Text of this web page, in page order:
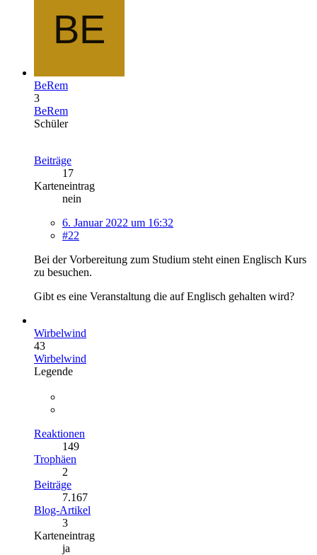
BeRem
3
BeRem
Schüler
Beiträge
17
Karteneintrag
nein
6. Januar 2022 um 16:32
#22
Bei der Vorbereitung zum Studium steht einen Englisch Kurs
zu besuchen.
Gibt es eine Veranstaltung die auf Englisch gehalten wird?
Wirbelwind
43
Wirbelwind
Legende
Reaktionen
149
Trophäen
2
Beiträge
7.167
Blog-Artikel
3
Karteneintrag
ja